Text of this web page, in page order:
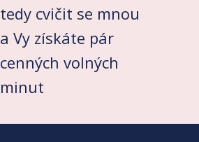
tedy cvičit se mnou
a Vy získáte pár
cenných volných
minut